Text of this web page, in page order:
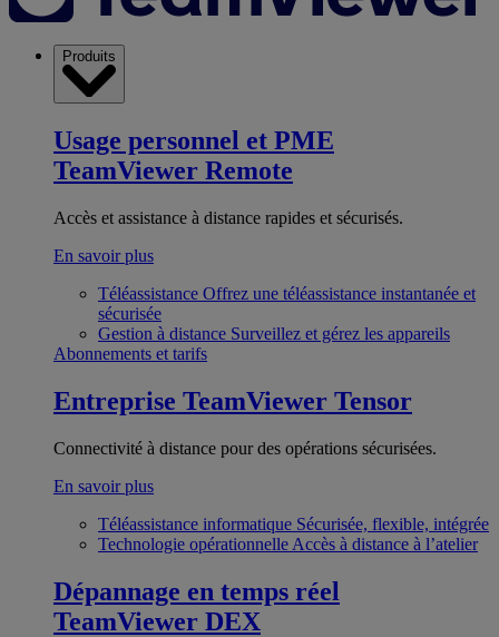
Produits
Usage personnel et PME
TeamViewer Remote
Accès et assistance à distance rapides et sécurisés.
En savoir plus
Téléassistance Offrez une téléassistance instantanée et
sécurisée
Gestion à distance Surveillez et gérez les appareils
Abonnements et tarifs
Entreprise TeamViewer Tensor
Connectivité à distance pour des opérations sécurisées.
En savoir plus
Téléassistance informatique Sécurisée, flexible, intégrée
Technologie opérationnelle Accès à distance à l’atelier
Dépannage en temps réel
TeamViewer DEX